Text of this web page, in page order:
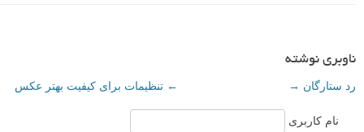
ناوبری نوشته
← تنظیمات برای کیفیت بهتر عکس رد ستارگان →
نام کاربری